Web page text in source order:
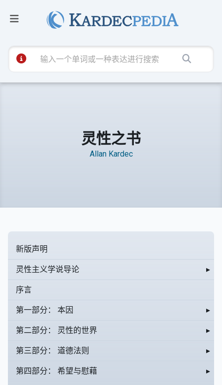
灵性之书
Allan Kardec
新版声明
灵性主义学说导论 ▸
序言
第一部分： 本因 ▸
第二部分： 灵性的世界 ▸
第三部分： 道德法则 ▸
第四部分： 希望与慰藉 ▸